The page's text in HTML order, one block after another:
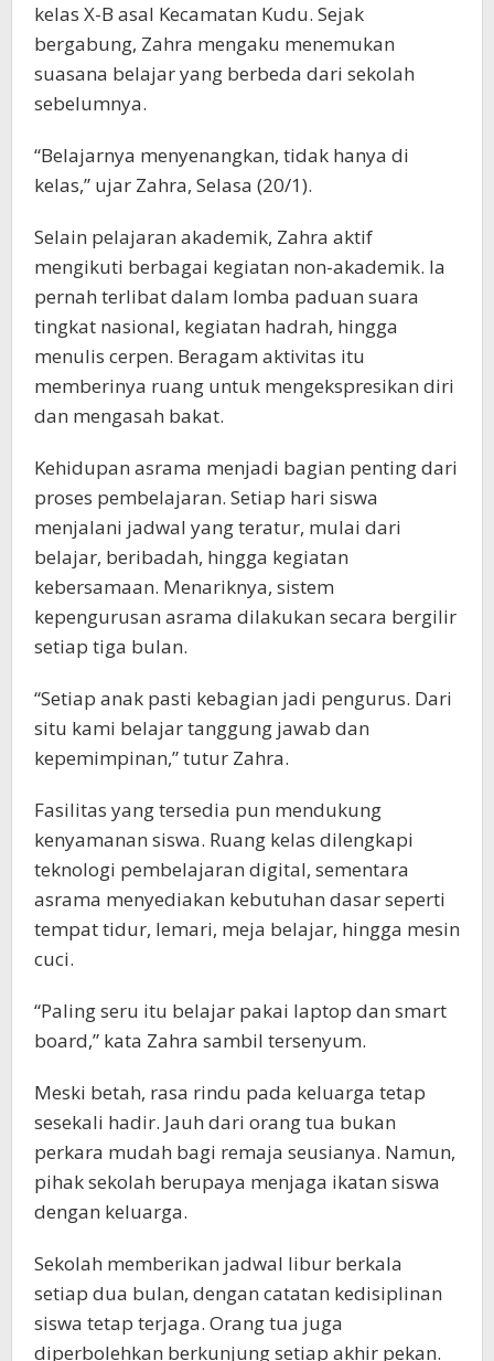
kelas X-B asal Kecamatan Kudu. Sejak
bergabung, Zahra mengaku menemukan
suasana belajar yang berbeda dari sekolah
sebelumnya.
“Belajarnya menyenangkan, tidak hanya di
kelas,” ujar Zahra, Selasa (20/1).
Selain pelajaran akademik, Zahra aktif
mengikuti berbagai kegiatan non-akademik. Ia
pernah terlibat dalam lomba paduan suara
tingkat nasional, kegiatan hadrah, hingga
menulis cerpen. Beragam aktivitas itu
memberinya ruang untuk mengekspresikan diri
dan mengasah bakat.
Kehidupan asrama menjadi bagian penting dari
proses pembelajaran. Setiap hari siswa
menjalani jadwal yang teratur, mulai dari
belajar, beribadah, hingga kegiatan
kebersamaan. Menariknya, sistem
kepengurusan asrama dilakukan secara bergilir
setiap tiga bulan.
“Setiap anak pasti kebagian jadi pengurus. Dari
situ kami belajar tanggung jawab dan
kepemimpinan,” tutur Zahra.
Fasilitas yang tersedia pun mendukung
kenyamanan siswa. Ruang kelas dilengkapi
teknologi pembelajaran digital, sementara
asrama menyediakan kebutuhan dasar seperti
tempat tidur, lemari, meja belajar, hingga mesin
cuci.
“Paling seru itu belajar pakai laptop dan smart
board,” kata Zahra sambil tersenyum.
Meski betah, rasa rindu pada keluarga tetap
sesekali hadir. Jauh dari orang tua bukan
perkara mudah bagi remaja seusianya. Namun,
pihak sekolah berupaya menjaga ikatan siswa
dengan keluarga.
Sekolah memberikan jadwal libur berkala
setiap dua bulan, dengan catatan kedisiplinan
siswa tetap terjaga. Orang tua juga
diperbolehkan berkunjung setiap akhir pekan.